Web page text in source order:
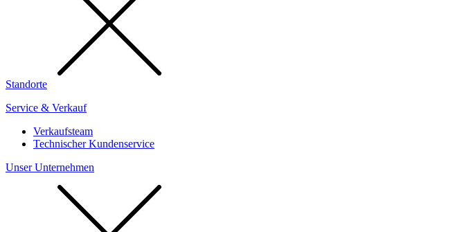
Standorte
Service & Verkauf
Verkaufsteam
Technischer Kundenservice
Unser Unternehmen